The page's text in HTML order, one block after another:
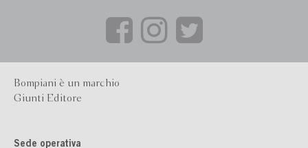
Bompiani è un marchio
Giunti Editore
Sede operativa